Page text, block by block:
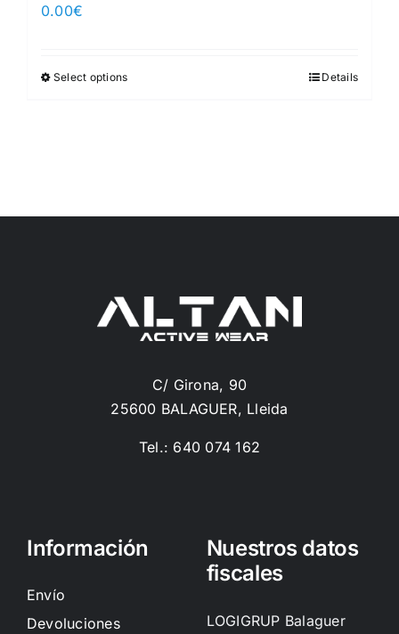
0.00€
Select options Details
C/ Girona, 90
25600 BALAGUER, Lleida
Tel.: 640 074 162
Información
Envío
Devoluciones
Nuestros datos
fiscales
LOGIGRUP Balaguer